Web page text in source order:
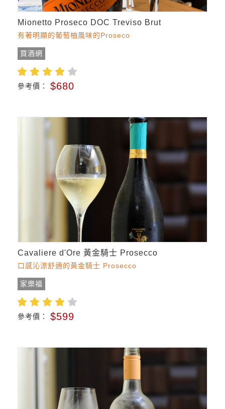
Mionetto Proseco DOC Treviso Brut
有著明顯的葡萄柚風味的Proseco
買酒網
參考價： $680
Cavaliere d'Ore 黃金騎士 Prosecco
口感沁涼舒適的黃金騎士 Prosecco
家樂福
參考價： $599